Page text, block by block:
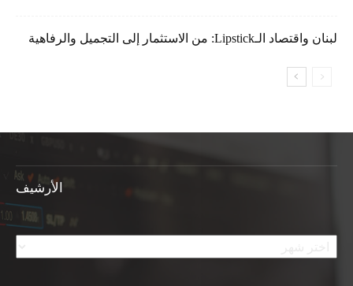
لبنان واقتصاد الـLipstick: من الاستثمار إلى التجميل والرفاهية
الأرشيف
الأرشيف